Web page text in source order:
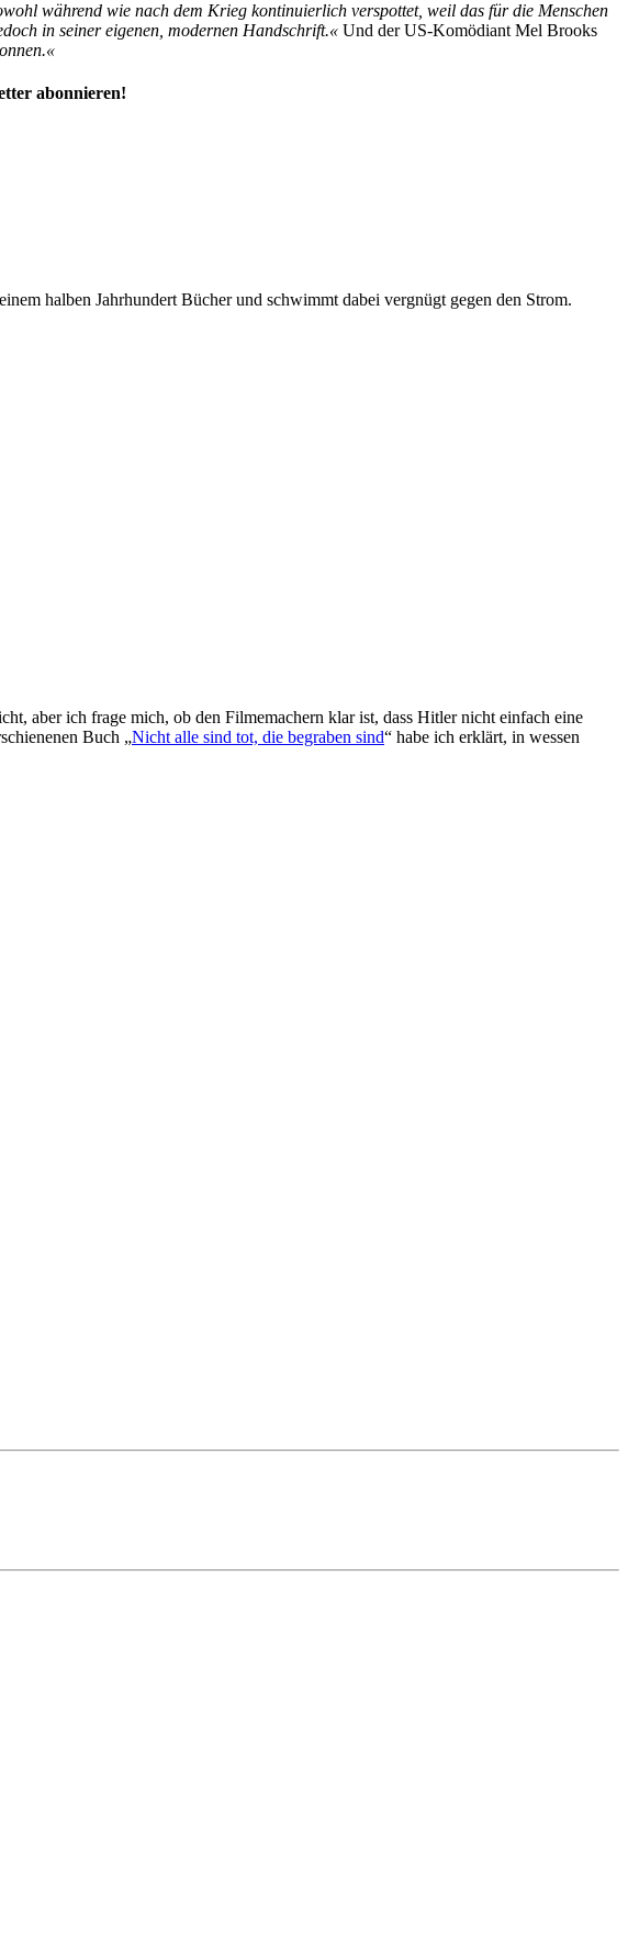
während wie nach dem Krieg kontinuierlich verspottet, weil das für die Menschen
in seiner eigenen, modernen Handschrift.« Und der US-Komödiant Mel Brooks
abonnieren!
halben Jahrhundert Bücher und schwimmt dabei vergnügt gegen den Strom.
aber ich frage mich, ob den Filmemachern klar ist, dass Hitler nicht einfach eine
Buch „Nicht alle sind tot, die begraben sind“ habe ich erklärt, in wessen